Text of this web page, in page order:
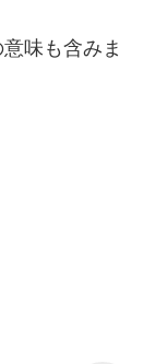
味も含みま